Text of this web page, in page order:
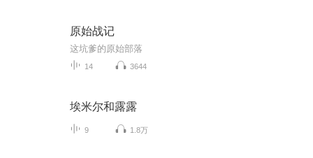
原始战记
这坑爹的原始部落
14 3644
埃米尔和露露
9 1.8万